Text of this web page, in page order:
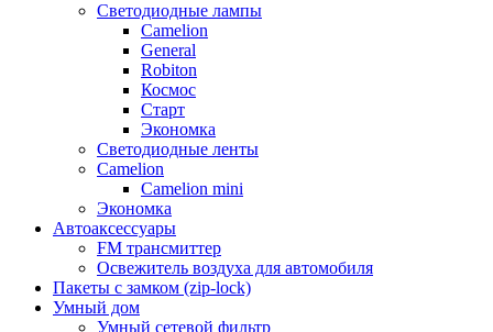
Светодиодные лампы
Camelion
General
Robiton
Космос
Старт
Экономка
Светодиодные ленты
Camelion
Camelion mini
Экономка
Автоаксессуары
FM трансмиттер
Освежитель воздуха для автомобиля
Пакеты с замком (zip-lock)
Умный дом
Умный сетевой фильтр